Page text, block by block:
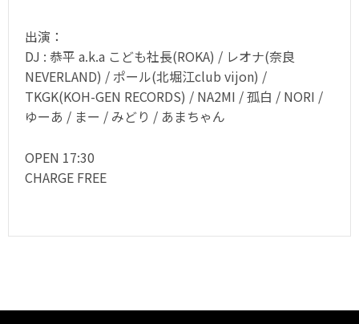
出演：
DJ : 恭平 a.k.a こども社長(ROKA) / レオナ(奈良
NEVERLAND) / ポール(北堀江club vijon) /
TKGK(KOH-GEN RECORDS) / NA2MI / 孤白 / NORI /
ゆーあ / まー / みどり / あまちゃん
OPEN 17:30
CHARGE FREE